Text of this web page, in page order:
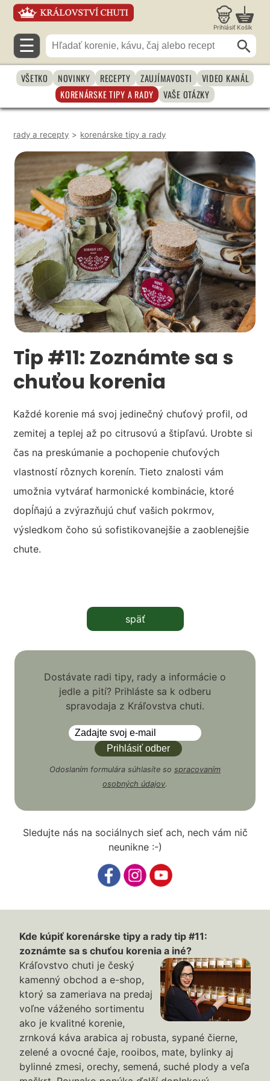
Prihlásiť Košík
☰
VŠETKO NOVINKY RECEPTY ZAUJÍMAVOSTI
VIDEO KANÁL
KORENÁRSKE TIPY A RADY
VAŠE OTÁZKY
rady a recepty > korenárske tipy a rady
Tip #11: Zoznámte sa s
chuťou korenia
Každé korenie má svoj jedinečný chuťový profil, od
zemitej a teplej až po citrusovú a štipľavú. Urobte si
čas na preskúmanie a pochopenie chuťových
vlastností rôznych korenín. Tieto znalosti vám
umožnia vytvárať harmonické kombinácie, ktoré
dopĺňajú a zvýrazňujú chuť vašich pokrmov,
výsledkom čoho sú sofistikovanejšie a zaoblenejšie
chute.
späť
Dostávate radi tipy, rady a informácie o
jedle a pití? Prihláste sa k odberu
spravodaja z Kráľovstva chuti.
Odoslaním formulára súhlasíte so spracovaním
osobných údajov.
Sledujte nás na sociálnych sieť ach, nech vám nič
neunikne :-)
Kde kúpiť korenárske tipy a rady tip #11:
zoznámte sa s chuťou korenia a iné?
Kráľovstvo chuti je český
kamenný obchod a e-shop,
ktorý sa zameriava na predaj
voľne váženého sortimentu
ako je kvalitné korenie,
zrnková káva arabica aj robusta, sypané čierne,
zelené a ovocné čaje, rooibos, mate, bylinky aj
bylinné zmesi, orechy, semená, suché plody a veľa